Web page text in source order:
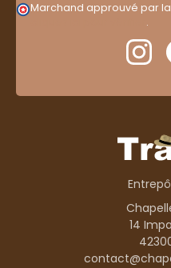
Marchand approuvé par
.
14